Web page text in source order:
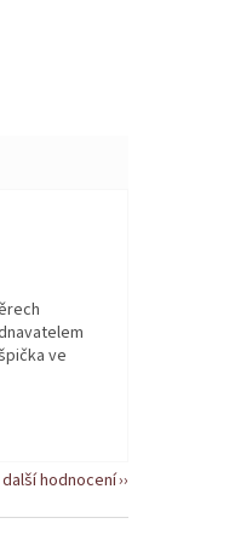
je 5 z 5 hvězdiček.
ve
hodnocení